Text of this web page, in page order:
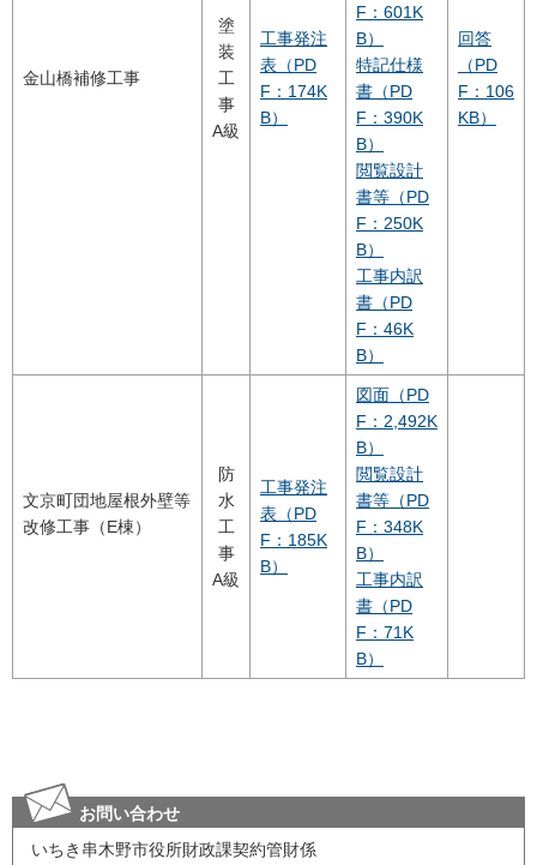
金山橋補修工事
塗
装
工
事
A級
工事発注
表（PD
F：174K
B）
F：601K
B）
特記仕様
書（PD
F：390K
B）
閲覧設計
書等（PD
F：250K
B）
工事内訳
書（PD
F：46K
B）
回答
（PD
F：106
KB）
文京町団地屋根外壁等
改修工事（E棟）
防
水
工
事
A級
工事発注
表（PD
F：185K
B）
図面（PD
F：2,492K
B）
閲覧設計
書等（PD
F：348K
B）
工事内訳
書（PD
F：71K
B）
お問い合わせ
いちき串木野市役所財政課契約管財係